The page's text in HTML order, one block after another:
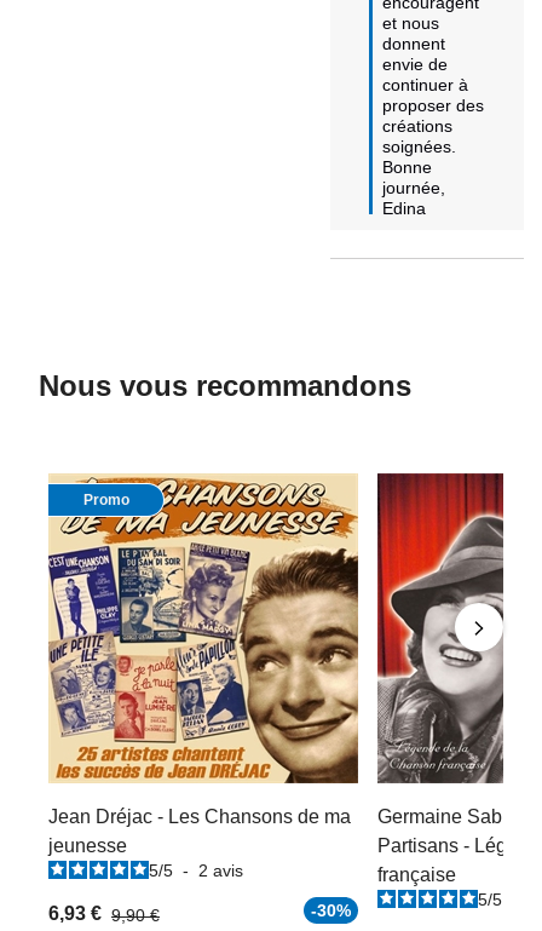
et nous
donnent
envie de
continuer à
proposer des
créations
soignées.
Bonne
journée,
Edina
Nous vous recommandons
Promo
Jean Dréjac - Les Chansons de ma
jeunesse
5/5 - 2 avis
6,93 € 9,90 € -30%
Germaine Sablon
Partisans -
française
5/5